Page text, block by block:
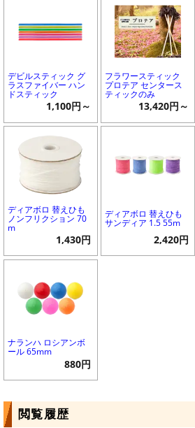
デビルスティック グ
ラスファイバー ハン
ドスティック
1,100円～
フラワースティック
プロテア センタース
ティックのみ
13,420円～
ディアボロ 替えひも
ノンフリクション 70
m
1,430円
ディアボロ 替えひも
サンディア 1.5 55m
2,420円
ナランハ ロシアンボ
ール 65mm
880円
閲覧履歴